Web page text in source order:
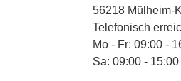
56218 Mülheim-
Telefonisch
Mo - Fr: 09:00 -
Sa: 09:00 -